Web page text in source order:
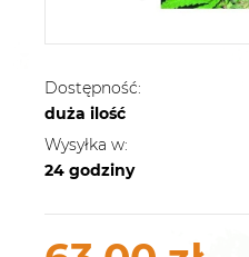
Dostępność:
duża ilość
Wysyłka w:
24 godziny